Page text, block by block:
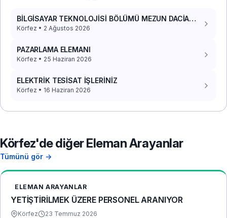
BİLGİSAYAR TEKNOLOJİSİ BÖLÜMÜ MEZUN DACİA
DOKKER 2017 PANELVAN ARACIM VAR
Körfez • 2 Ağustos 2026
PAZARLAMA ELEMANI
Körfez • 25 Haziran 2026
ELEKTRİK TESİSAT İŞLERİNİZ
Körfez • 16 Haziran 2026
Körfez'de diğer Eleman Arayanlar
Tümünü gör →
ELEMAN ARAYANLAR
YETİŞTİRİLMEK ÜZERE PERSONEL ARANIYOR
Körfez 23 Temmuz 2026